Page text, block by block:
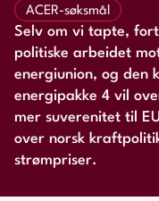
ACER-søksmål
Selv om vi tapte,
politiske arbeidet
energiunion, og den
energipakke 4 vil
mer suverenitet til
over norsk
strømpriser.